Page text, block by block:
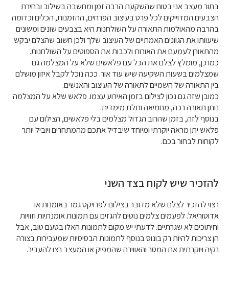
בתור מעצב אני בטוח שהשקעת הרבה זמן ומחשבה בשילוב ובחירת
הצבעים המדוייקים לכל פרט בעיצוב הפרחים, ההזמנות, הכלים וכדומה.
בהרבה מהאולמות התאורה על השולחנות היא בצבעים שונים ומשונים
שיעוותו את הגוונים האמתיים של העיצוב שלך ולכן חשוב שהצלם יבקש
מהתאורן לעמעם את האורות ולכבות את הספוטים על השולחנות.
כמו כן, מומלץ לצלם את הכל עם פלאשים שלא על המצלמה גם
שמצלמים בשעות השקיעה שיש עוד אור. ככה נוכל לקבל איזון מושלם
בין התאורה של השמיים לתאורה של העיצוב והאנשים.
כמובן שזה גם נכון לצילום בזמן האירוע עצמו. פלאש שלא על המצלמה
נותן תאורה רכה, מחמיאה ותלת מימדית.
בנוסף לזה, בזמן שהרוב הגדול מצלמים בלי פלאשים, הצילום עם
פלאש יתן מראה יוקרתי ומיוחד שיבדיל אתכם מהמתחרים ויוביל יותר
לקוחות לבחור בכם.
להזכיר שיש לקוח בצד השני
רצוי להזכיר לצלם שלא מדובר בצילום לפרויקט גמר באומנות או
אדוטוריאל. לפעמים צלמים נוטים להגזים עם תמונות אומנתיות וזוויות
וחיתוכים לא שגרתיים. לדעתי יש מקום לתמונות האלו בטעם טוב, אבל
הן צריכות להיות רק בונוס בנוסף לתמונות הבסיסיות שמעבירות בצורה
נקיה ויוקרתית את המסר והאווירה שהמפיק או המעצב רצו להעביר.